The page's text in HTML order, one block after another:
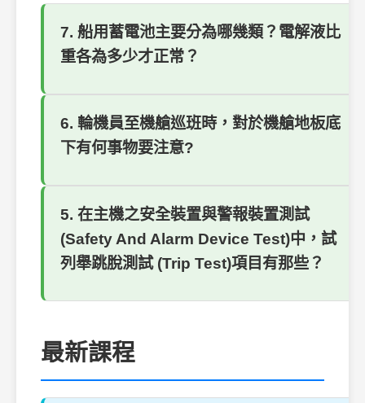
7. 船用蓄電池主要分為哪幾類？電解液比
重各為多少才正常？
6. 輪機員至機艙巡班時，對於機艙地板底
下有何事物要注意?
5. 在主機之安全裝置與警報裝置測試
(Safety And Alarm Device Test)中，試
列舉跳脫測試 (Trip Test)項目有那些？
最新課程